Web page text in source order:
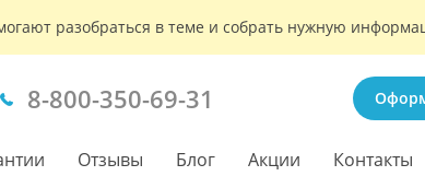
разобраться в теме и собрать нужную
8-800-350-69-31
Отзывы Блог Акции Контакты